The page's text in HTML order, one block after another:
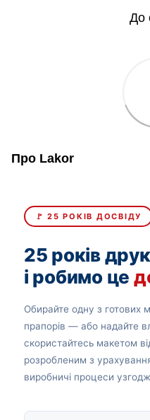
До
Про Lakor
🚩 25 РОКІВ ДОСВІДУ
25 років
і робимо це
Обирайте одну з готових
прапорів — або надайте
скористайтесь макетом
розробленим з
виробничі процеси